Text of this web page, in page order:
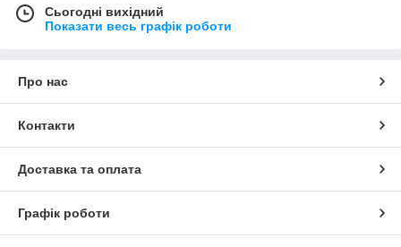
Сьогодні вихідний
Показати весь графік роботи
Про нас
Контакти
Доставка та оплата
Графік роботи